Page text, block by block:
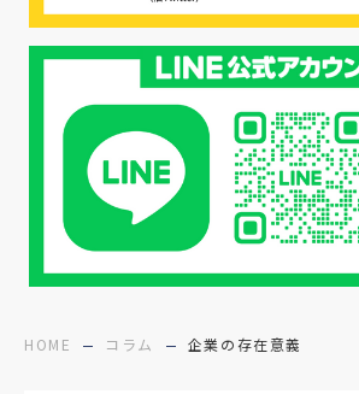
HOME コラム 企業の存在意義
#メンタルヘルス #年間
#年間採用 #応募数の増やし
#27採用プレ #高校
#面接フィードバック #
#障害者雇用 #メリット
#医療福祉介護 #業界動向